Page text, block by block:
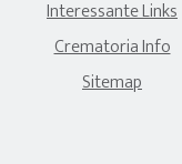
Interessante Links
Crematoria Info
Sitemap